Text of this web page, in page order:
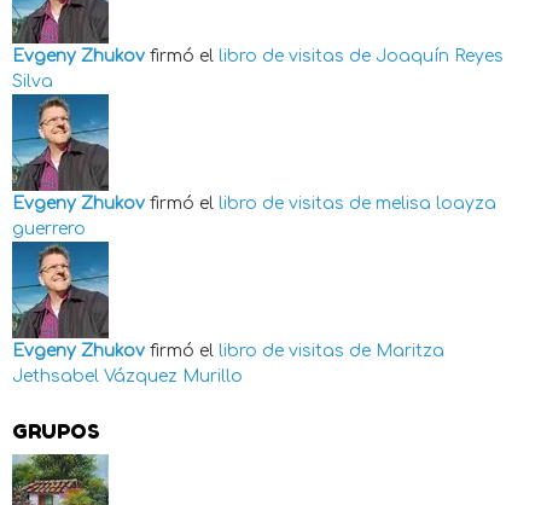
Evgeny Zhukov firmó el libro de visitas de Joaquín Reyes
Silva
Evgeny Zhukov firmó el libro de visitas de melisa loayza
guerrero
Evgeny Zhukov firmó el libro de visitas de Maritza
Jethsabel Vázquez Murillo
GRUPOS